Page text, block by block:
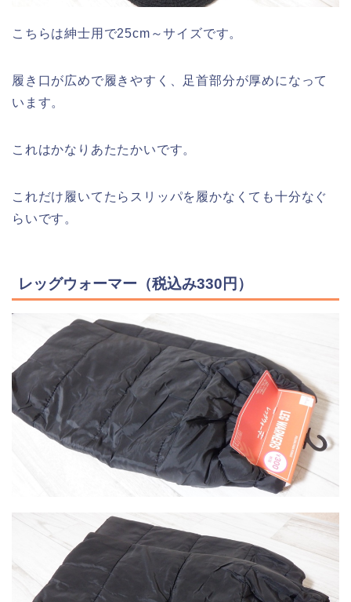
こちらは紳士用で25cm～サイズです。
履き口が広めで履きやすく、足首部分が厚めになって
います。
これはかなりあたたかいです。
これだけ履いてたらスリッパを履かなくても十分なぐ
らいです。
レッグウォーマー（税込み330円）